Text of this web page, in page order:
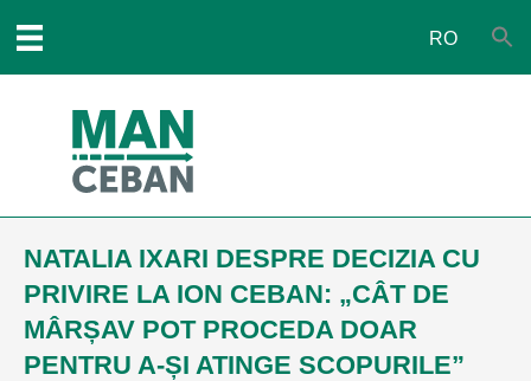
RO
NATALIA IXARI DESPRE DECIZIA CU
PRIVIRE LA ION CEBAN: „CÂT DE
MÂRȘAV POT PROCEDA DOAR
PENTRU A-ȘI ATINGE SCOPURILE”